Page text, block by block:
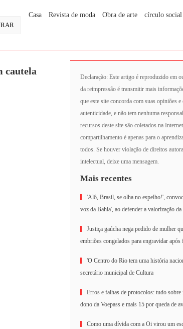
Casa Revista de moda Obra de arte círculo social
cautela
Declaração: Este artigo é reproduzido em
da reimpressão é transmitir mais
que este site concorda com suas opiniões
autenticidade, e não tem nenhuma
recursos deste site são coletados na
compartilhamento é apenas para o
todos. Se houver violação de direitos
intelectual, deixe uma mensagem.
Mais recentes
'Alô, Brasil, se olha no espelho!',
voz da Bahia', ao defender a valorização
Justiça gaúcha nega pedido de mulher
embriões congelados para engravidar após
'O Centro do Rio tem uma história
secretário municipal de Cultura
Erros e falhas de protocolos: tudo
dono da Voepass e mais 15 por queda de
Como uma dívida com a Oi virou um